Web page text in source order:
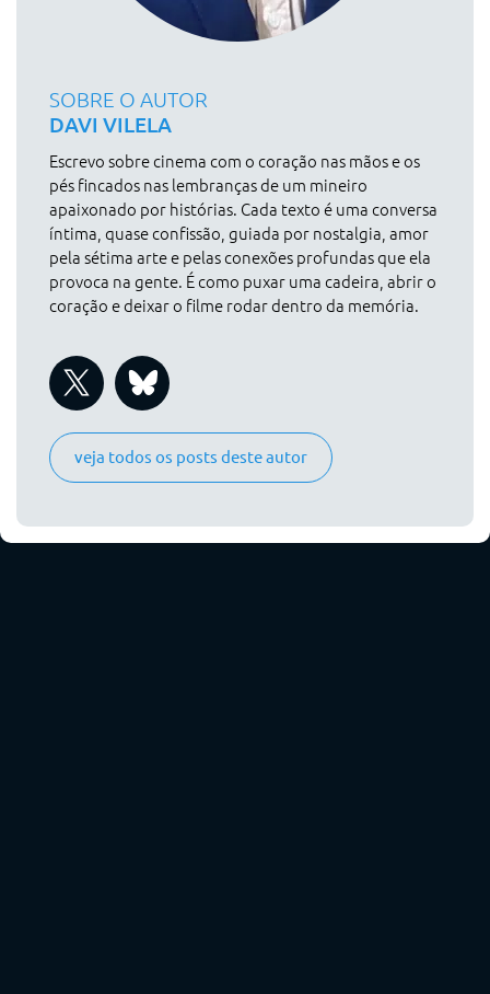
SOBRE O AUTOR
DAVI VILELA
Escrevo sobre cinema com o coração nas mãos e os
pés fincados nas lembranças de um mineiro
apaixonado por histórias. Cada texto é uma conversa
íntima, quase confissão, guiada por nostalgia, amor
pela sétima arte e pelas conexões profundas que ela
provoca na gente. É como puxar uma cadeira, abrir o
coração e deixar o filme rodar dentro da memória.
veja todos os posts deste autor